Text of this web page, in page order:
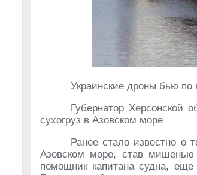
Украинские дроны бью
Губернатор Херсонской
сухогруз в Азовском море
Ранее стало известно о
Азовском море, став мишенью
помощник капитана судна, еще